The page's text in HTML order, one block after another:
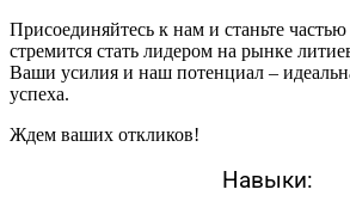
Присоединяйтесь к нам и станьте
стремится стать лидером на рынке
Ваши усилия и наш потенциал –
успеха.
Ждем ваших откликов!
Навыки: